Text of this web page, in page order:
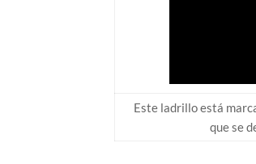
Este ladrillo está
que se